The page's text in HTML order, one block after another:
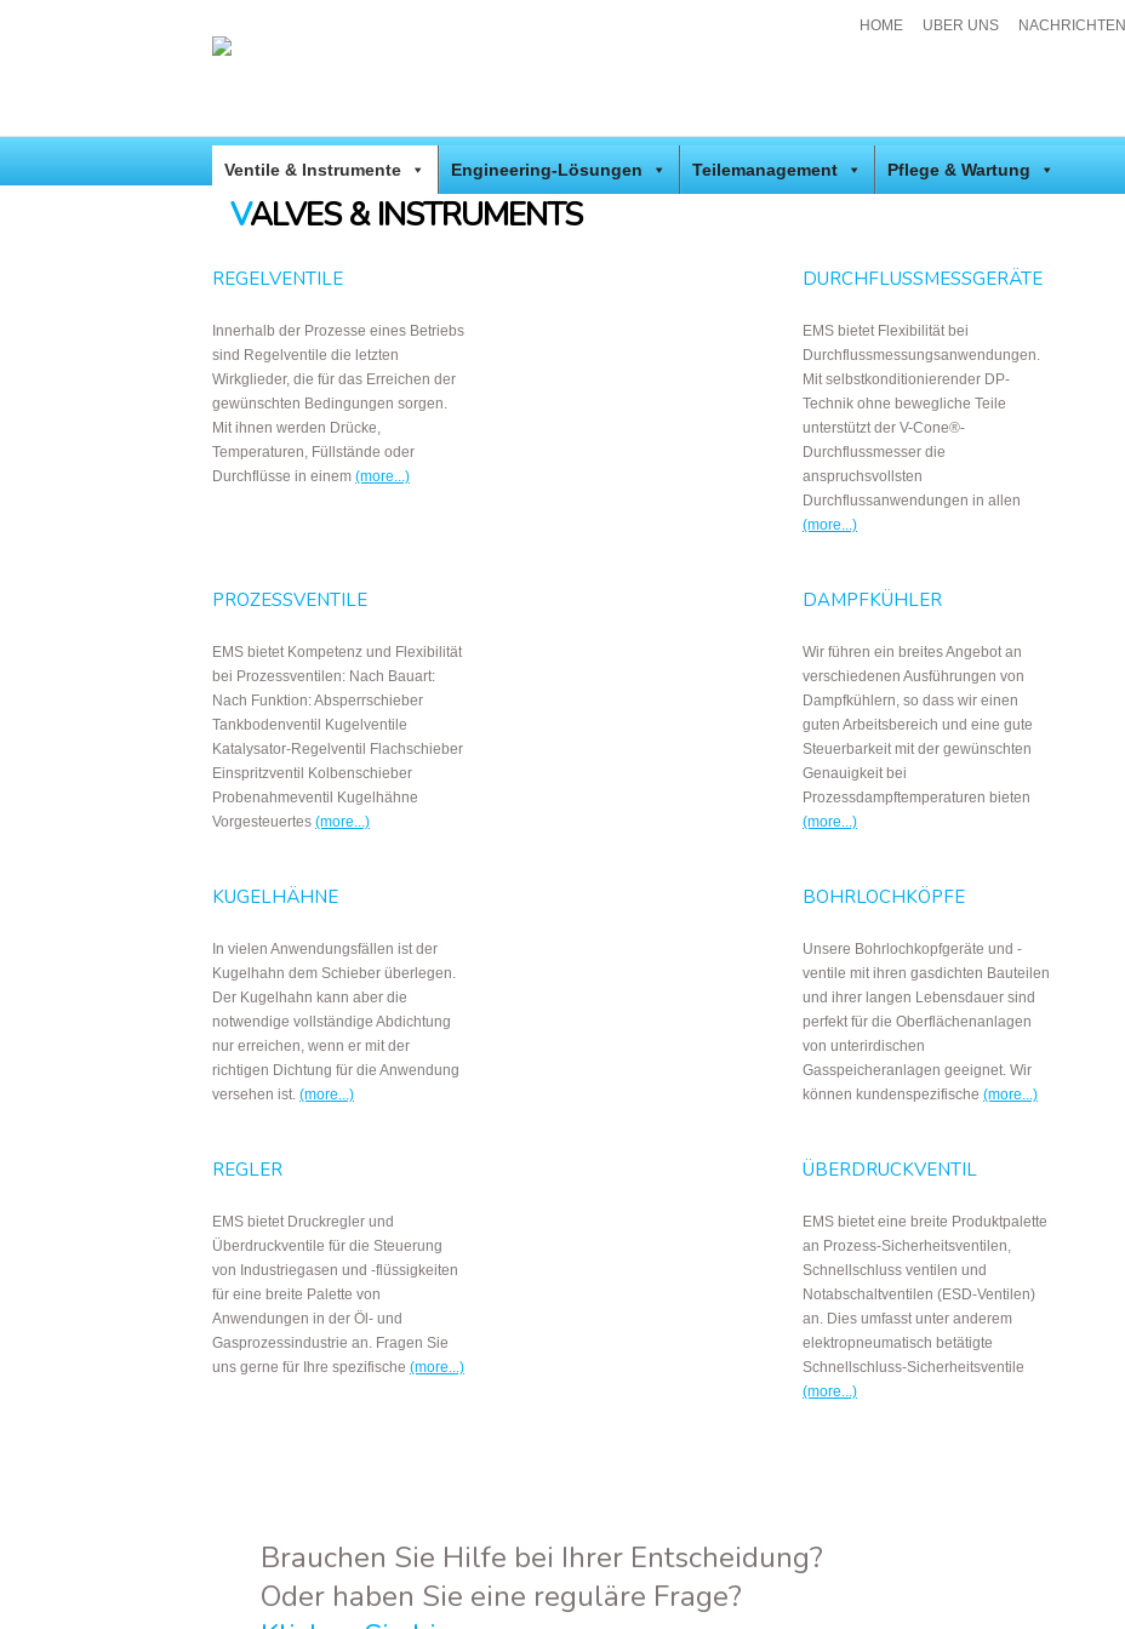
HOME UBER UNS NACHRICHTEN
Ventile & Instrumente Engineering-Lösungen Teilemanagement Pflege & Wartung
VALVES & INSTRUMENTS
REGELVENTILE
Innerhalb der Prozesse eines Betriebs
sind Regelventile die letzten
Wirkglieder, die für das Erreichen der
gewünschten Bedingungen sorgen.
Mit ihnen werden Drücke,
Temperaturen, Füllstände oder
Durchflüsse in einem (more...)
DURCHFLUSSMESSGERÄTE
EMS bietet Flexibilität bei
Durchflussmessungsanwendungen.
Mit selbstkonditionierender DP-
Technik ohne bewegliche Teile
unterstützt der V-Cone®-
Durchflussmesser die
anspruchsvollsten
Durchflussanwendungen in allen
(more...)
PROZESSVENTILE
EMS bietet Kompetenz und Flexibilität
bei Prozessventilen: Nach Bauart:
Nach Funktion: Absperrschieber
Tankbodenventil Kugelventile
Katalysator-Regelventil Flachschieber
Einspritzventil Kolbenschieber
Probenahmeventil Kugelhähne
Vorgesteuertes (more...)
DAMPFKÜHLER
Wir führen ein breites Angebot an
verschiedenen Ausführungen von
Dampfkühlern, so dass wir einen
guten Arbeitsbereich und eine gute
Steuerbarkeit mit der gewünschten
Genauigkeit bei
Prozessdampftemperaturen bieten
(more...)
KUGELHÄHNE
In vielen Anwendungsfällen ist der
Kugelhahn dem Schieber überlegen.
Der Kugelhahn kann aber die
notwendige vollständige Abdichtung
nur erreichen, wenn er mit der
richtigen Dichtung für die Anwendung
versehen ist. (more...)
BOHRLOCHKÖPFE
Unsere Bohrlochkopfgeräte und -
ventile mit ihren gasdichten Bauteilen
und ihrer langen Lebensdauer sind
perfekt für die Oberflächenanlagen
von unterirdischen
Gasspeicheranlagen geeignet. Wir
können kundenspezifische (more...)
REGLER
EMS bietet Druckregler und
Überdruckventile für die Steuerung
von Industriegasen und -flüssigkeiten
für eine breite Palette von
Anwendungen in der Öl- und
Gasprozessindustrie an. Fragen Sie
uns gerne für Ihre spezifische (more...)
ÜBERDRUCKVENTIL
EMS bietet eine breite Produktpalette
an Prozess-Sicherheitsventilen,
Schnellschluss ventilen und
Notabschaltventilen (ESD-Ventilen)
an. Dies umfasst unter anderem
elektropneumatisch betätigte
Schnellschluss-Sicherheitsventile
(more...)
Brauchen Sie Hilfe bei Ihrer Entscheidung?
Oder haben Sie eine reguläre Frage?